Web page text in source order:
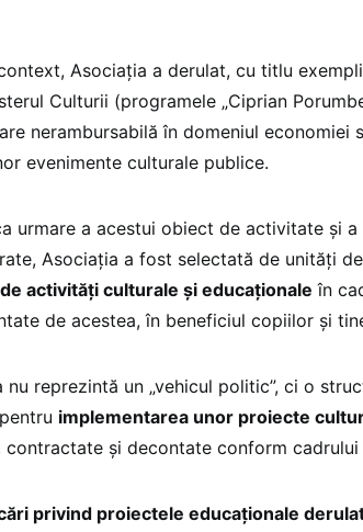
Asociația a derulat, cu titlu
Culturii (programele „Ciprian
nerambursabilă în domeniul economiei
evenimente culturale publice.
urmare a acestui obiect de activitate și
Asociația a fost selectată de unități
activități culturale și educaționale în
de acestea, în beneficiul copiilor și
nu reprezintă un „vehicul politic”, ci o
implementarea unor proiecte
contractate și decontate conform cadrului
privind proiectele educaționale